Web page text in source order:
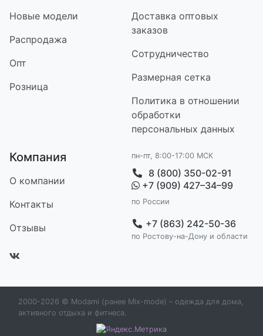
Новые модели
Распродажа
Опт
Розница
Доставка оптовых
заказов
Сотрудничество
Размерная сетка
Политика в отношении
обработки
персональных данных
Компания
О компании
Контакты
Отзывы
пн-пт, 8:00-17:00 МСК
8 (800) 350-02-91
+7 (909) 427–34–99
по России
+7 (863) 242-50-36
по Ростову-на-Дону и области
2000-2026 © Modami (ранее Mix-mode) – одежда для дома,
активного отдыха и фитнеса.